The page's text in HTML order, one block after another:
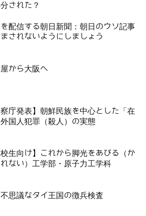
された？
配信する朝日新聞：朝日のウソ記事
されないようにしましょう
から大阪へ
察庁発表】朝鮮民族を中心とした「在
外国人犯罪（殺人）の実態
校生向け】これから脚光をあびる（か
ない）工学部・原子力工学科
思議なタイ王国の徴兵検査